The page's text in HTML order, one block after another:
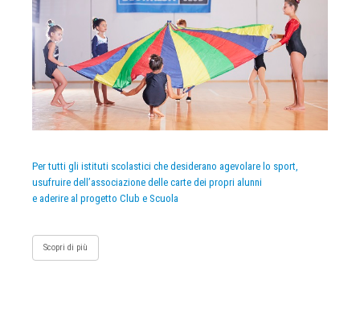
Per tutti gli istituti scolastici che desiderano agevolare lo sport,
usufruire dell’associazione delle carte dei propri alunni
e aderire al progetto Club e Scuola
Scopri di più